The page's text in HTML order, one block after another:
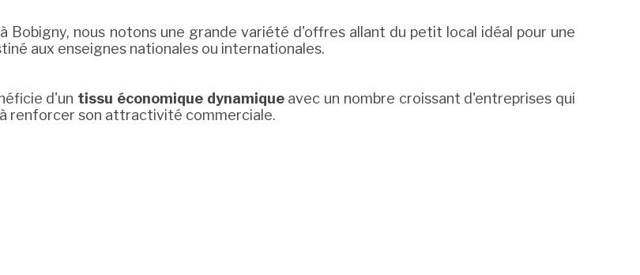
Bobigny, nous notons une grande variété d'offres allant du petit local idéal pour une
aux enseignes nationales ou internationales.
d'un tissu économique dynamiqueavec un nombre croissant d'entreprises qui
renforcer son attractivité commerciale.